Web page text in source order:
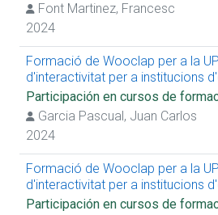
Font Martinez, Francesc
2024
Formació de Wooclap per a la
d'interactivitat per a institucions
Participación en cursos de
Garcia Pascual, Juan Carlos
2024
Formació de Wooclap per a la
d'interactivitat per a institucions
Participación en cursos de